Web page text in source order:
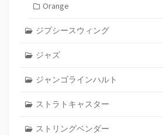
Orange
ジプシースウィング
ジャズ
ジャンゴラインハルト
ストラトキャスター
ストリングベンダー